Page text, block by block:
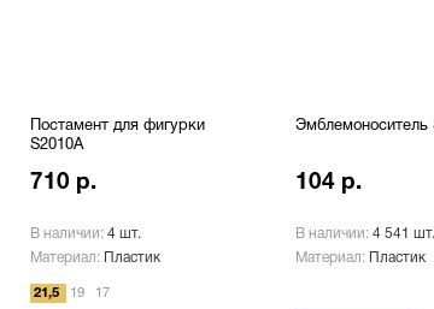
Постамент для фигурки
S2010A
710 р.
В наличии: 4 шт.
Материал:
Пластик
21,5 19 17
Эмблемоноситель
104 р.
В наличии: 4 541 шт.
Материал:
Пластик